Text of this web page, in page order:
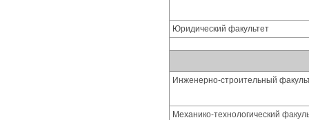
Юридический факультет
Инженерно-строительный
Механико-технологический